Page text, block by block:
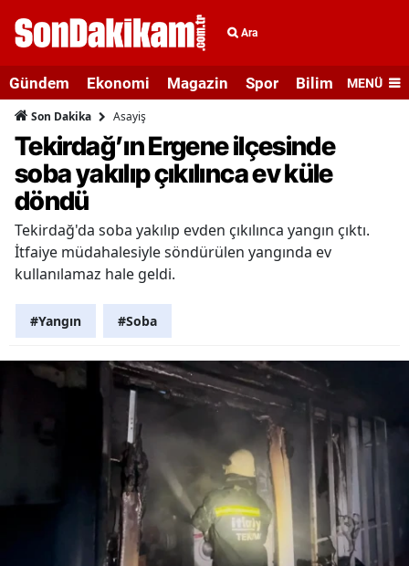
Ara
Gündem Ekonomi Magazin Spor Bilim veMENÜ
Son Dakika Asayiş
Tekirdağ’ın Ergene ilçesinde
soba yakılıp çıkılınca ev küle
döndü
Tekirdağ'da soba yakılıp evden çıkılınca yangın çıktı.
İtfaiye müdahalesiyle söndürülen yangında ev
kullanılamaz hale geldi.
#Yangın #Soba